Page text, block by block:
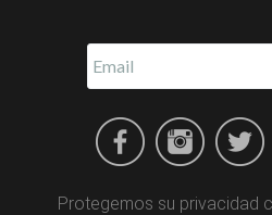
Protegemos su privacidad